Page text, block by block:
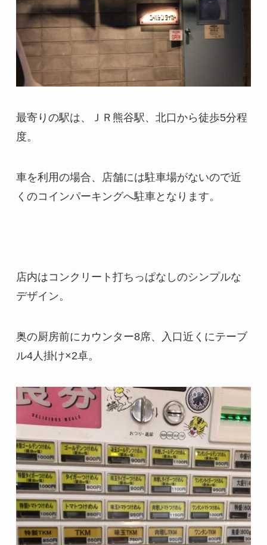
最寄りの駅は、ＪＲ熊谷駅、北口から徒歩5分程
度。
車を利用の場合、店舗には駐車場がないので近
くのコインパーキングへ駐車となります。
店内はコンクリート打ちっぱなしのシンプルな
デザイン。
奥の厨房前にカウンター8席、入口近くにテーブ
ル4人掛け×2卓。